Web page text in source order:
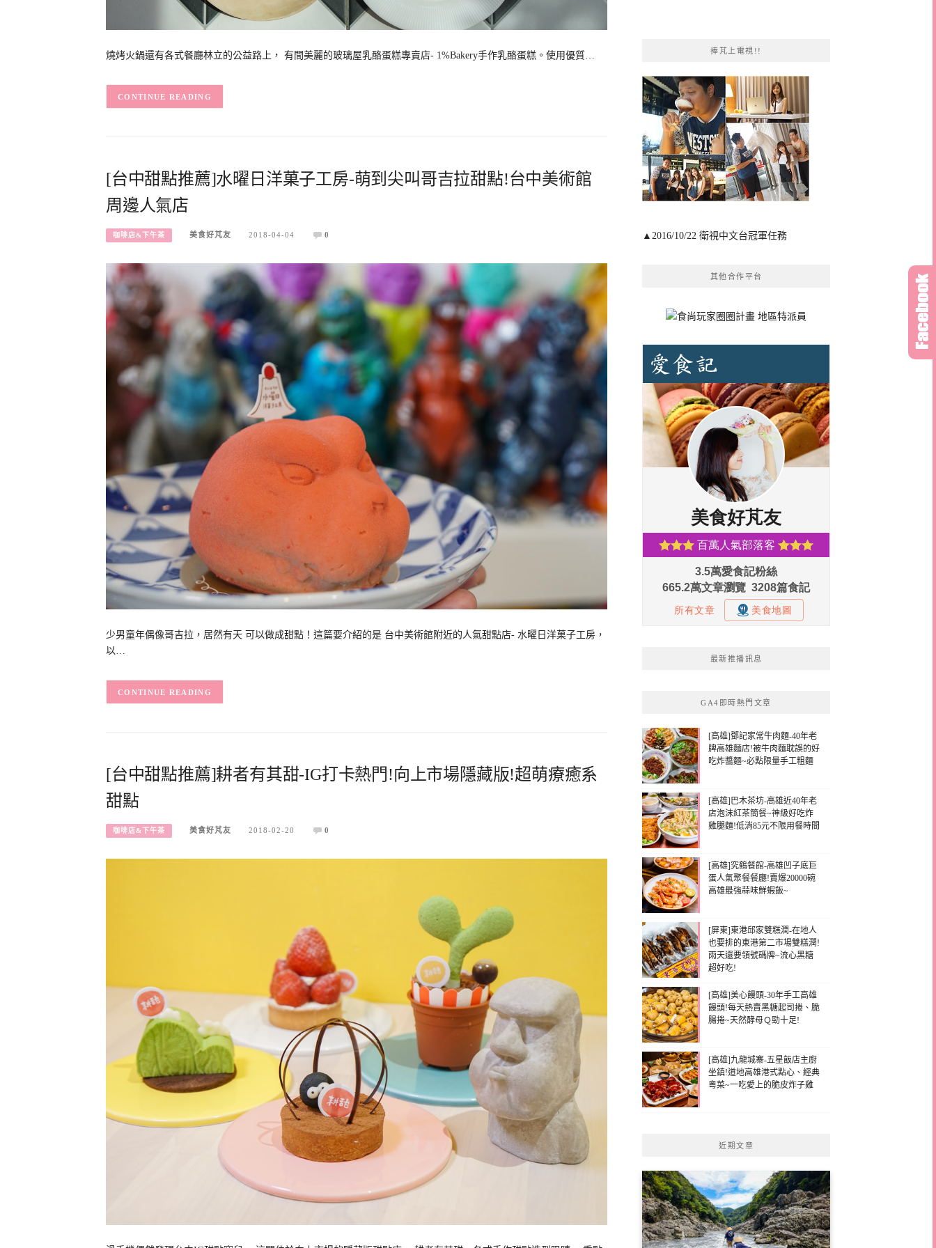
燒烤火鍋還有各式餐廳林立的公益路上， 有間美麗的玻璃屋乳酪蛋糕專賣店- 1%Bakery手作乳酪蛋糕。使用優質…
CONTINUE READING
[台中甜點推薦]水曜日洋菓子工房-萌到尖叫哥吉拉甜點!台中美術館
周邊人氣店
咖啡店&下午茶 美食好芃友 2018-04-04 0
少男童年偶像哥吉拉，居然有天 可以做成甜點！這篇要介紹的是 台中美術館附近的人氣甜點店- 水曜日洋菓子工房，
以…
CONTINUE READING
[台中甜點推薦]耕者有其甜-IG打卡熱門!向上市場隱藏版!超萌療癒系
甜點
咖啡店&下午茶 美食好芃友 2018-02-20 0
捧芃上電視!!
▲2016/10/22 衛視中文台冠軍任務
其他合作平台
最新推播訊息
GA4即時熱門文章
[高雄]鄧記家常牛肉麵-40年老
牌高雄麵店!被牛肉麵耽誤的好
吃炸醬麵~必點限量手工粗麵
[高雄]巴木茶坊-高雄近40年老
店泡沫紅茶簡餐~神級好吃炸
雞腿麵!低消85元不限用餐時間
[高雄]究鶴餐館-高雄凹子底巨
蛋人氣聚餐餐廳!賣爆20000碗
高雄最強蒜味鮮蝦飯~
[屏東]東港邱家雙糕潤-在地人
也要排的東港第二市場雙糕潤!
雨天還要領號碼牌~流心黑糖
超好吃!
[高雄]美心饅頭-30年手工高雄
饅頭!每天熱賣黑糖起司捲、脆
腸捲~天然酵母Ｑ勁十足!
[高雄]九龍城寨-五星飯店主廚
坐鎮!道地高雄港式點心、經典
粵菜~一吃愛上的脆皮炸子雞
近期文章